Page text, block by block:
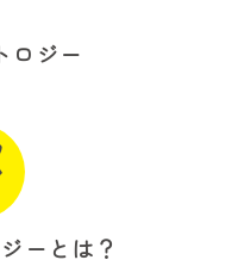
ロジー
ーとは？